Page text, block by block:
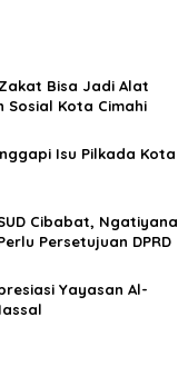
Bisa Jadi Alat
Sosial Kota Cimahi
Isu Pilkada Kota
Cibabat, Ngatiyana
Persetujuan DPRD
Yayasan Al-